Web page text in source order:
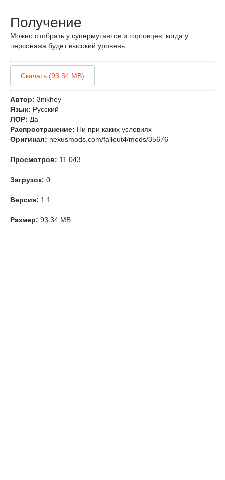
Получение
Можно отобрать у супермутантов и торговцев, когда у
персонажа будет высокий уровень.
Скачать (93.34 MB)
Автор: 3nikhey
Язык: Русский
ЛОР: Да
Распространение: Ни при каких условиях
Оригинал: nexusmods.com/fallout4/mods/35676
Просмотров: 11 043
Загрузок: 0
Версия: 1.1
Размер: 93.34 MB